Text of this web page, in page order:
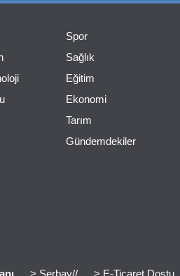
Spor
Sağlık
Eğitim
Ekonomi
Tarım
Gündemdekiler
> Serbay// > E-Ticaret Dostu